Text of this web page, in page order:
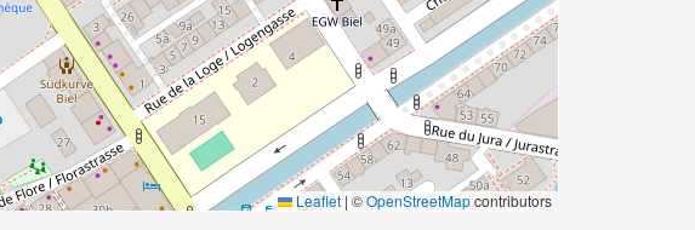
Leaflet | ©OpenStreetMapcontributors